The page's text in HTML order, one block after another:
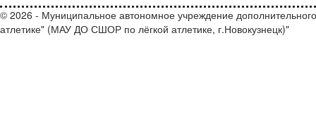
© 2026 - Муниципальное автономное учреждение
атлетике" (МАУ ДО СШОР по лёгкой атлетике, г.Новокузнецк)"